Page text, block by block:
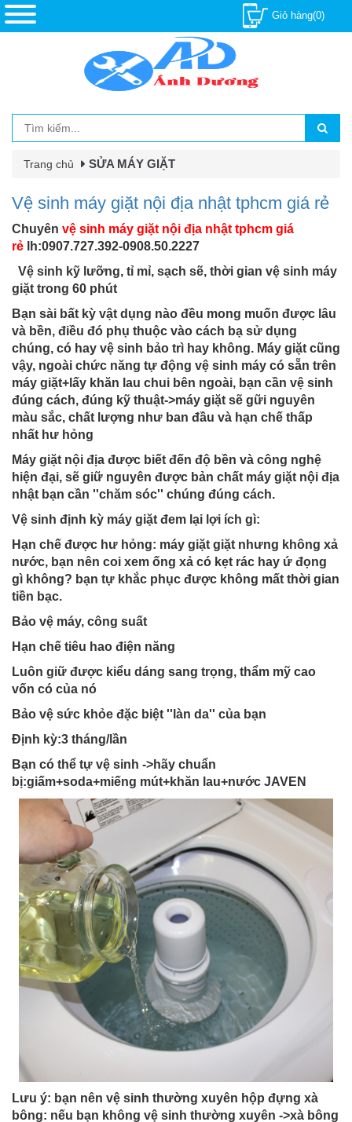
Giỏ hàng(0)
Trang chủ SỬA MÁY GIẶT
Vệ sinh máy giặt nội địa nhật tphcm giá rẻ
Chuyên vệ sinh máy giặt nội địa nhật tphcm giá
rẻ lh:0907.727.392-0908.50.2227
Vệ sinh kỹ lưỡng, tỉ mỉ, sạch sẽ, thời gian vệ sinh máy
giặt trong 60 phút
Bạn sài bất kỳ vật dụng nào đều mong muốn được lâu
và bền, điều đó phụ thuộc vào cách bạ sử dụng
chúng, có hay vệ sinh bảo trì hay không. Máy giặt cũng
vậy, ngoài chức năng tự động vệ sinh máy có sẵn trên
máy giặt+lấy khăn lau chui bên ngoài, bạn cần vệ sinh
đúng cách, đúng kỹ thuật->máy giặt sẽ gữi nguyên
màu sắc, chất lượng như ban đầu và hạn chế thấp
nhất hư hỏng
Máy giặt nội địa được biết đến độ bền và công nghệ
hiện đại, sẽ giữ nguyên được bản chất máy giặt nội địa
nhật bạn cần ''chăm sóc'' chúng đúng cách.
Vệ sinh định kỳ máy giặt đem lại lợi ích gì:
Hạn chế được hư hỏng: máy giặt giặt nhưng không xả
nước, bạn nên coi xem ống xả có kẹt rác hay ứ đọng
gì không? bạn tự khắc phục được không mất thời gian
tiền bạc.
Bảo vệ máy, công suất
Hạn chế tiêu hao điện năng
Luôn giữ được kiểu dáng sang trọng, thẩm mỹ cao
vốn có của nó
Bảo vệ sức khỏe đặc biệt ''làn da'' của bạn
Định kỳ:3 tháng/lần
Bạn có thể tự vệ sinh ->hãy chuẩn
bị:giấm+soda+miếng mút+khăn lau+nước JAVEN
Lưu ý: bạn nên vệ sinh thường xuyên hộp đựng xà
bông: nếu bạn không vệ sinh thường xuyên ->xà bông